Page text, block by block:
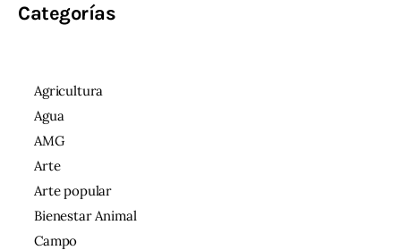
Categorías
Agricultura
Agua
AMG
Arte
Arte popular
Bienestar Animal
Campo